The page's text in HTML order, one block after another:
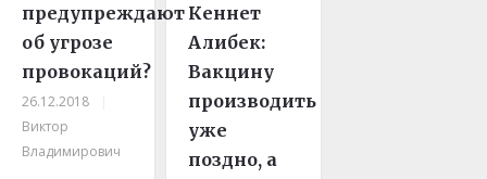
предупреждают
об угрозе
провокаций?
26.12.2018
Виктор
Владимирович
Кеннет
Алибек:
Вакцину
производить
уже
поздно, а